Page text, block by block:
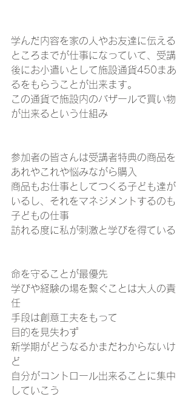
学んだ内容を家の人やお友達に伝える
ところまでが仕事になっていて、受講
後にお小遣いとして施設通貨450まあ
るをもらうことが出来ます。
この通貨で施設内のバザールで買い物
が出来るという仕組み
参加者の皆さんは受講者特典の商品を
あれやこれや悩みながら購入
商品もお仕事としてつくる子ども達が
いるし、それをマネジメントするのも
子どもの仕事
訪れる度に私が刺激と学びを得ている
命を守ることが最優先
学びや経験の場を繋ぐことは大人の責
任
手段は創意工夫をもって
目的を見失わず
新学期がどうなるかまだわからないけ
ど
自分がコントロール出来ることに集中
していこう